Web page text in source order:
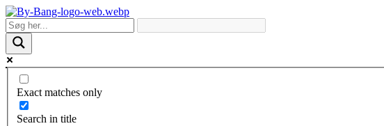
Skip
to
content
Exact matches only
Search in title